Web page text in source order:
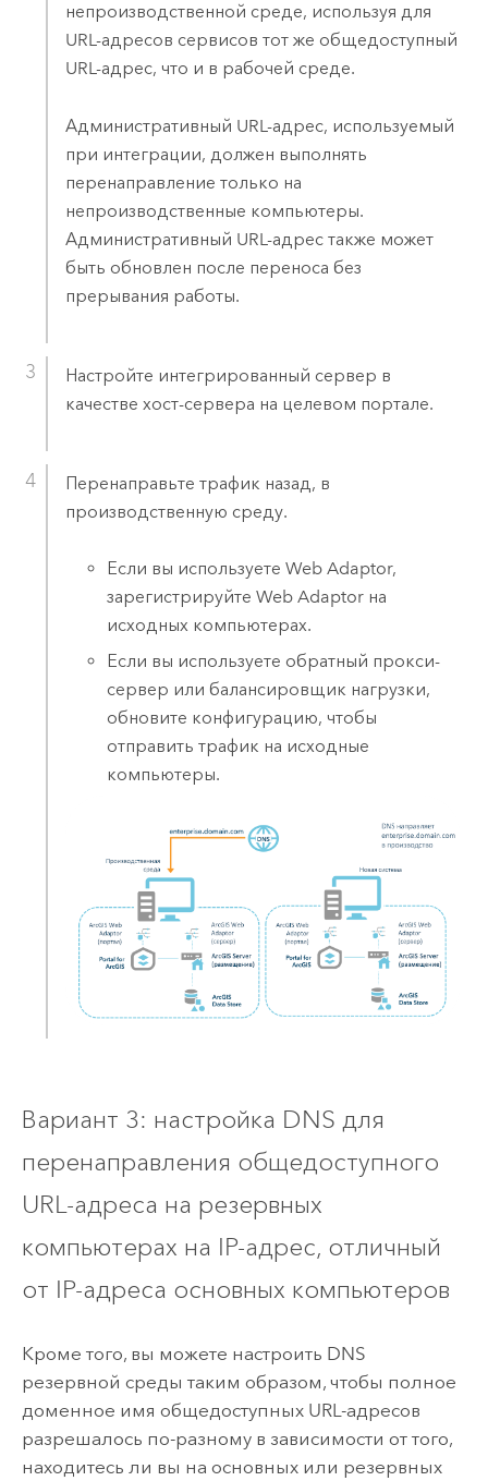
непроизводственной среде, используя для
URL-адресов сервисов тот же общедоступный
URL-адрес, что и в рабочей среде.
Административный URL-адрес, используемый
при интеграции, должен выполнять
перенаправление только на
непроизводственные компьютеры.
Административный URL-адрес также может
быть обновлен после переноса без
прерывания работы.
Настройте интегрированный сервер в
качестве хост-сервера на целевом портале.
Перенаправьте трафик назад, в
производственную среду.
Если вы используете Web Adaptor,
зарегистрируйте Web Adaptor на
исходных компьютерах.
Если вы используете обратный прокси-
сервер или балансировщик нагрузки,
обновите конфигурацию, чтобы
отправить трафик на исходные
компьютеры.
Вариант 3: настройка DNS для
перенаправления общедоступного
URL-адреса на резервных
компьютерах на IP-адрес, отличный
от IP-адреса основных компьютеров
Кроме того, вы можете настроить DNS
резервной среды таким образом, чтобы полное
доменное имя общедоступных URL-адресов
разрешалось по-разному в зависимости от того,
находитесь ли вы на основных или резервных